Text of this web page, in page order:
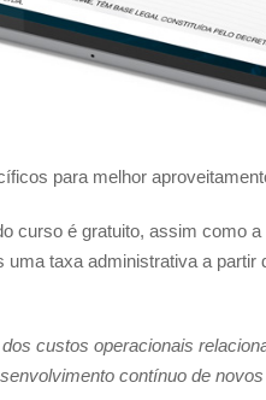
para melhor
curso é gratuito, assim como
taxa administrativa a partir
custos operacionais
contínuo de